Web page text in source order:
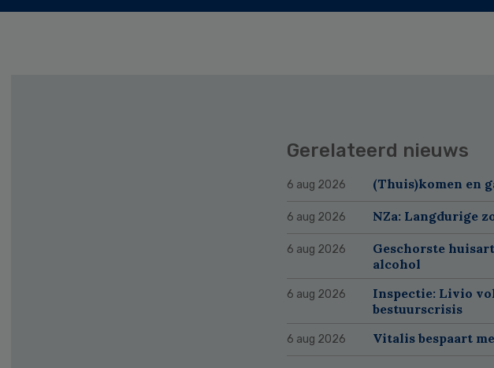
Gerelateerd nieuws
6 aug 2026 (Thuis)komen en
6 aug 2026 NZa: Langdurige
6 aug 2026
Geschorste
alcohol
6 aug 2026
Inspectie: Livio
bestuurscrisis
6 aug 2026 Vitalis bespaart